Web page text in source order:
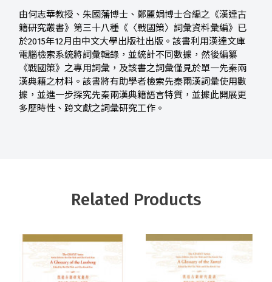
由何志華教授、朱國藩博士、鄭麗娟博士合編之《漢達古
籍研究叢書》第三十八種《〈戰國策〉詞彙資料彙編》已
於2015年12月由中文大學出版社出版。該書利用漢達文庫
電腦檢索系統將詞彙輯錄，並統計不同數據，然後編纂
《戰國策》之專用詞彙，及該書之詞彙僅見於單一先秦兩
漢典籍之材料。該書將有助學者檢索先秦兩漢詞彙使用數
據，並進一步探究先秦兩漢典籍語言特質，並據此開展更
多歷時性、跨文獻之詞彙研究工作。
Related Products